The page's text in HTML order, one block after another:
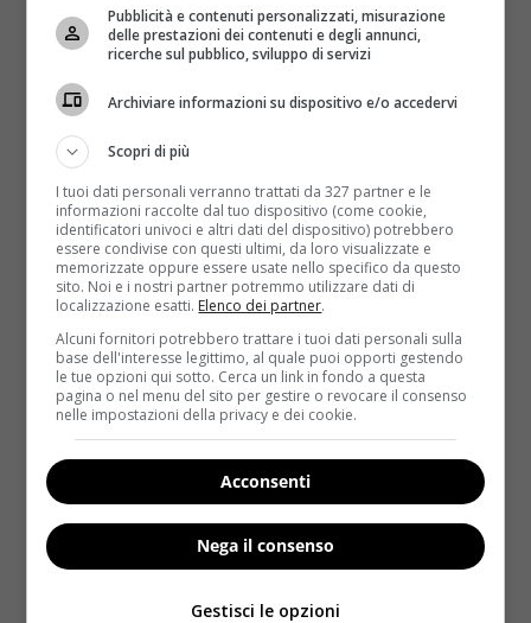
non ha mai originato un regolamento esecutivo,
manifestando le stesse difficoltà d’applicazione
denunciate in tutto il Paese dalle associazioni dei
malati. Con il nuovo decreto, previsto a dicembre,
entro il 2017 dovrebbe partire a tutti gli effetti la
coltivazione e produzione nazionale di sostanze e
preparazioni di origine vegetale a base di
cannabis, che sarà effettuata nello Stabilimento
Chimico farmaceutico Militare di Firenze, doveè già
iniziata la fase sperimentalecon i primi due
raccolti, secondo l’accordo di collaborazione tra i
ministeri della Salute e della Difesa del 18 settembre
2014 poi allargato al ministero delle Politiche
agricole.
La produzione nazionale sarà fissata a 100
chilogrammi di infiorescenze di cannabis l’anno
per quanto riguarda
la sostanza attiva costerà
5,93 euro al grammo(senza iva), mentre la tariffa
della cannabis (ovvero a quanto sarà venduta al
pubblico) è ancora da stabilire. Le farmacie
acquisteranno la sostanza attiva e la dispenseranno
Pubblicità e contenuti personalizzati, misurazione
delle prestazioni dei contenuti e degli annunci,
ricerche sul pubblico, sviluppo di servizi
Archiviare informazioni su dispositivo e/o accedervi
Scopri di più
I tuoi dati personali verranno trattati da 327 partner e le
informazioni raccolte dal tuo dispositivo (come cookie,
identificatori univoci e altri dati del dispositivo) potrebbero
essere condivise con questi ultimi, da loro visualizzate e
memorizzate oppure essere usate nello specifico da questo
sito. Noi e i nostri partner potremmo utilizzare dati di
localizzazione esatti. Elenco dei partner.
Alcuni fornitori potrebbero trattare i tuoi dati personali sulla
base dell'interesse legittimo, al quale puoi opporti gestendo
le tue opzioni qui sotto. Cerca un link in fondo a questa
pagina o nel menu del sito per gestire o revocare il consenso
nelle impostazioni della privacy e dei cookie.
Acconsenti
Nega il consenso
Gestisci le opzioni